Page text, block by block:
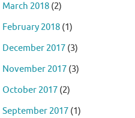
March 2018 (2)
February 2018 (1)
December 2017 (3)
November 2017 (3)
October 2017 (2)
September 2017 (1)